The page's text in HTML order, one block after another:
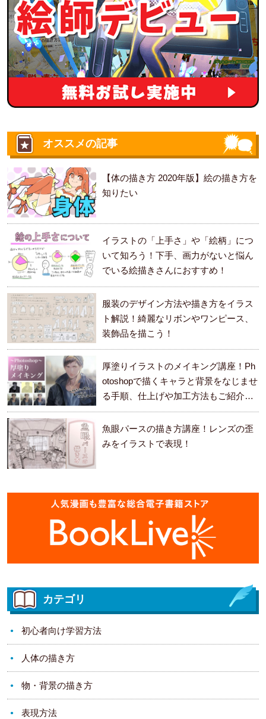
オススメの記事
【体の描き方 2020年版】絵の描き方を
知りたい
イラストの「上手さ」や「絵柄」につ
いて知ろう！下手、画力がないと悩ん
でいる絵描きさんにおすすめ！
服装のデザイン方法や描き方をイラス
ト解説！綺麗なリボンやワンピース、
装飾品を描こう！
厚塗りイラストのメイキング講座！Ph
otoshopで描くキャラと背景をなじませ
る手順、仕上げや加工方法もご紹介し
ます。
魚眼パースの描き方講座！レンズの歪
みをイラストで表現！
カテゴリ
初心者向け学習方法
人体の描き方
物・背景の描き方
表現方法